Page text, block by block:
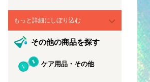
もっと詳細にしぼり込む
その他の商品を探す
ケア用品・その他